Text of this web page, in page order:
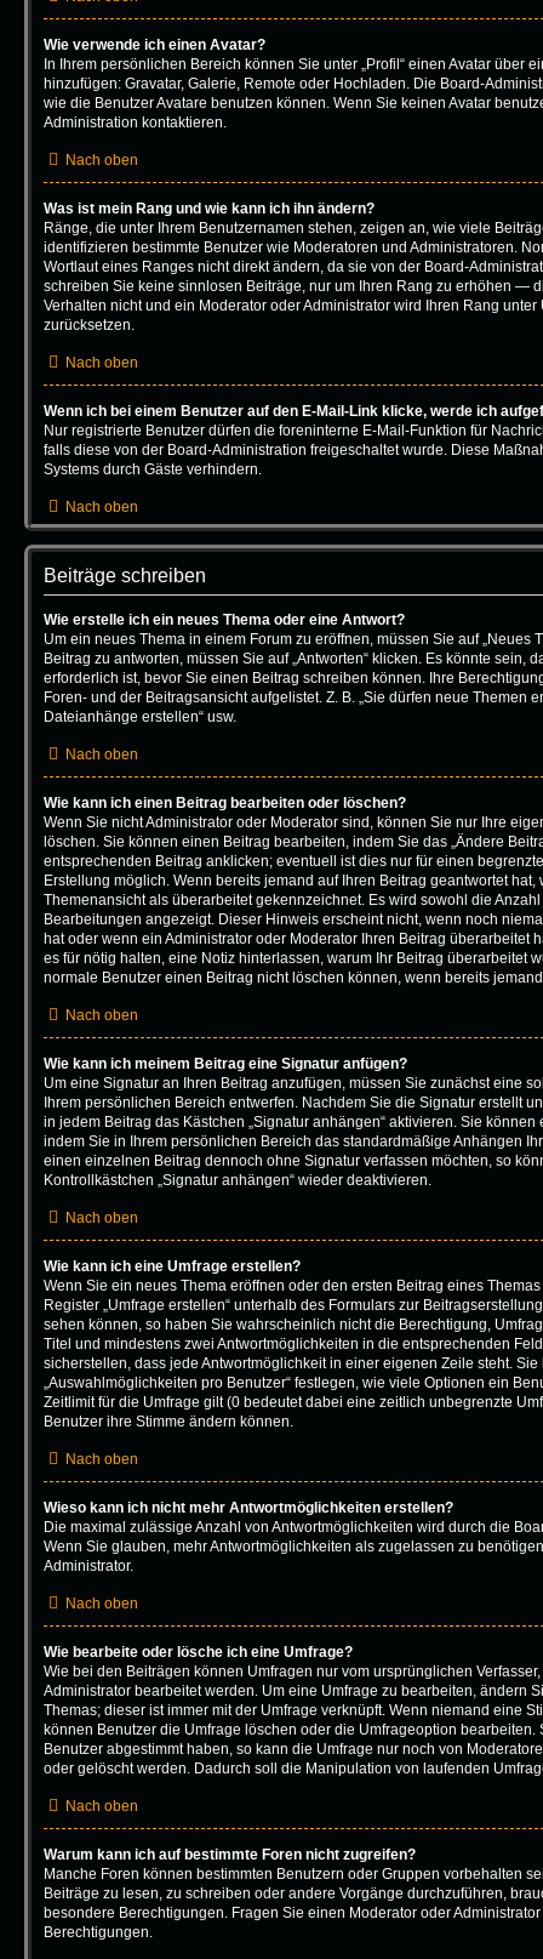
Wie verwende ich einen Avatar?
In Ihrem persönlichen Bereich können Sie unter „Profil“ einen Avatar über
hinzufügen: Gravatar, Galerie, Remote oder Hochladen. Die Board-
wie die Benutzer Avatare benutzen können. Wenn Sie keinen Avatar
Administration kontaktieren.
Nach oben
Was ist mein Rang und wie kann ich ihn ändern?
Ränge, die unter Ihrem Benutzernamen stehen, zeigen an, wie viele
identifizieren bestimmte Benutzer wie Moderatoren und Administratoren.
Wortlaut eines Ranges nicht direkt ändern, da sie von der Board-
schreiben Sie keine sinnlosen Beiträge, nur um Ihren Rang zu erhöhen —
Verhalten nicht und ein Moderator oder Administrator wird Ihren Rang
zurücksetzen.
Nach oben
Wenn ich bei einem Benutzer auf den E-Mail-Link klicke, werde ich
Nur registrierte Benutzer dürfen die foreninterne E-Mail-Funktion für
falls diese von der Board-Administration freigeschaltet wurde. Diese
Systems durch Gäste verhindern.
Nach oben
Beiträge schreiben
Wie erstelle ich ein neues Thema oder eine Antwort?
Um ein neues Thema in einem Forum zu eröffnen, müssen Sie auf „Neues
Beitrag zu antworten, müssen Sie auf „Antworten“ klicken. Es könnte sein,
erforderlich ist, bevor Sie einen Beitrag schreiben können. Ihre
Foren- und der Beitragsansicht aufgelistet. Z. B. „Sie dürfen neue Themen
Dateianhänge erstellen“ usw.
Nach oben
Wie kann ich einen Beitrag bearbeiten oder löschen?
Wenn Sie nicht Administrator oder Moderator sind, können Sie nur Ihre
löschen. Sie können einen Beitrag bearbeiten, indem Sie das „Ändere
entsprechenden Beitrag anklicken; eventuell ist dies nur für einen
Erstellung möglich. Wenn bereits jemand auf Ihren Beitrag geantwortet hat,
Themenansicht als überarbeitet gekennzeichnet. Es wird sowohl die
Bearbeitungen angezeigt. Dieser Hinweis erscheint nicht, wenn noch
hat oder wenn ein Administrator oder Moderator Ihren Beitrag überarbeitet
es für nötig halten, eine Notiz hinterlassen, warum Ihr Beitrag überarbeitet
normale Benutzer einen Beitrag nicht löschen können, wenn bereits
Nach oben
Wie kann ich meinem Beitrag eine Signatur anfügen?
Um eine Signatur an Ihren Beitrag anzufügen, müssen Sie zunächst eine
Ihrem persönlichen Bereich entwerfen. Nachdem Sie die Signatur erstellt
in jedem Beitrag das Kästchen „Signatur anhängen“ aktivieren. Sie
indem Sie in Ihrem persönlichen Bereich das standardmäßige Anhängen
einen einzelnen Beitrag dennoch ohne Signatur verfassen möchten, so
Kontrollkästchen „Signatur anhängen“ wieder deaktivieren.
Nach oben
Wie kann ich eine Umfrage erstellen?
Wenn Sie ein neues Thema eröffnen oder den ersten Beitrag eines
Register „Umfrage erstellen“ unterhalb des Formulars zur
sehen können, so haben Sie wahrscheinlich nicht die Berechtigung,
Titel und mindestens zwei Antwortmöglichkeiten in die entsprechenden
sicherstellen, dass jede Antwortmöglichkeit in einer eigenen Zeile steht.
„Auswahlmöglichkeiten pro Benutzer“ festlegen, wie viele Optionen ein
Zeitlimit für die Umfrage gilt (0 bedeutet dabei eine zeitlich unbegrenzte
Benutzer ihre Stimme ändern können.
Nach oben
Wieso kann ich nicht mehr Antwortmöglichkeiten erstellen?
Die maximal zulässige Anzahl von Antwortmöglichkeiten wird durch die
Wenn Sie glauben, mehr Antwortmöglichkeiten als zugelassen zu
Administrator.
Nach oben
Wie bearbeite oder lösche ich eine Umfrage?
Wie bei den Beiträgen können Umfragen nur vom ursprünglichen
Administrator bearbeitet werden. Um eine Umfrage zu bearbeiten, ändern
Themas; dieser ist immer mit der Umfrage verknüpft. Wenn niemand eine
können Benutzer die Umfrage löschen oder die Umfrageoption
Benutzer abgestimmt haben, so kann die Umfrage nur noch von
oder gelöscht werden. Dadurch soll die Manipulation von laufenden
Nach oben
Warum kann ich auf bestimmte Foren nicht zugreifen?
Manche Foren können bestimmten Benutzern oder Gruppen vorbehalten
Beiträge zu lesen, zu schreiben oder andere Vorgänge durchzuführen,
besondere Berechtigungen. Fragen Sie einen Moderator oder
Berechtigungen.